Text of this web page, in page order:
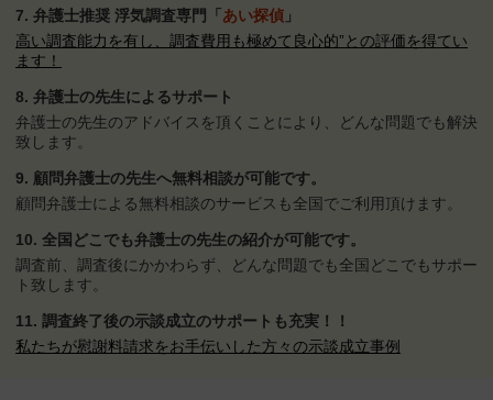
7. 弁護士推奨 浮気調査専門「 あい探偵 」
高い調査能力を有し、調査費用も極めて良心的”との評価を得てい
ます！
8. 弁護士の先生によるサポート
弁護士の先生のアドバイスを頂くことにより、どんな問題でも解決
致します。
9. 顧問弁護士の先生へ無料相談が可能です。
顧問弁護士による無料相談のサービスも全国でご利用頂けます。
10. 全国どこでも弁護士の先生の紹介が可能です。
調査前、調査後にかかわらず、どんな問題でも全国どこでもサポー
ト致します。
11. 調査終了後の示談成立のサポートも充実！！
私たちが慰謝料請求をお手伝いした方々の示談成立事例